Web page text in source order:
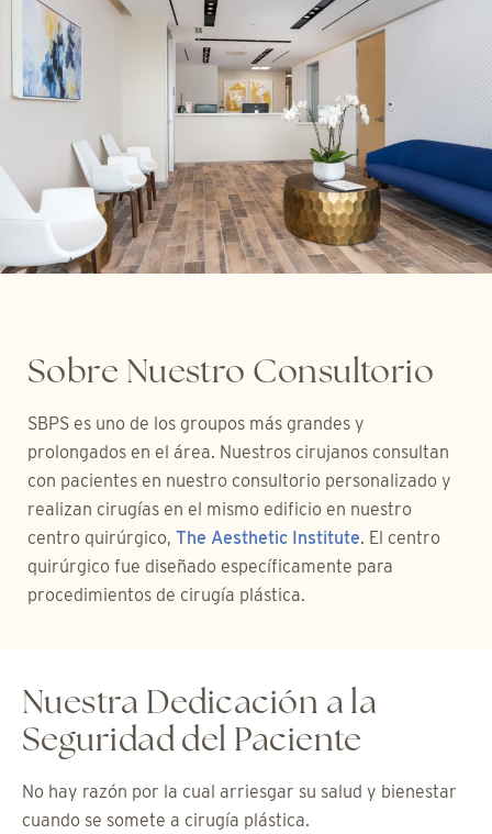
Sobre Nuestro Consultorio
SBPS es uno de los groupos más grandes y
prolongados en el área. Nuestros cirujanos consultan
con pacientes en nuestro consultorio personalizado y
realizan cirugías en el mismo edificio en nuestro
centro quirúrgico, The Aesthetic Institute. El centro
quirúrgico fue diseñado específicamente para
procedimientos de cirugía plástica.
Nuestra Dedicación a la
Seguridad del Paciente
No hay razón por la cual arriesgar su salud y bienestar
cuando se somete a cirugía plástica.